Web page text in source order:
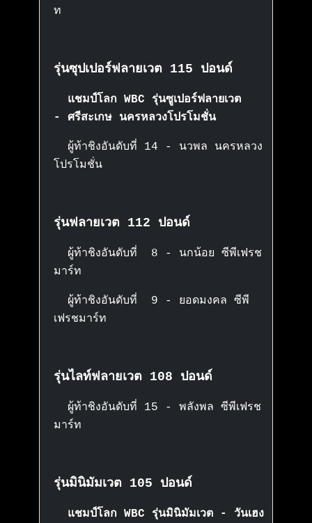
ท
รุ่นซุปเปอร์ฟลายเวต 115 ปอนด์
แชมป์โลก WBC รุ่นซูเปอร์ฟลายเวต
- ศรีสะเกษ นครหลวงโปรโมชั่น
ผู้ท้าชิงอันดับที่ 14 - นวพล นครหลวง
โปรโมชั่น
รุ่นฟลายเวต 112 ปอนด์
ผู้ท้าชิงอันดับที่ 8 - นกน้อย ซีพีเฟรช
มาร์ท
ผู้ท้าชิงอันดับที่ 9 - ยอดมงคล ซีพี
เฟรชมาร์ท
รุ่นไลท์ฟลายเวต 108 ปอนด์
ผู้ท้าชิงอันดับที่ 15 - พลังพล ซีพีเฟรช
มาร์ท
รุ่นมินิมัมเวต 105 ปอนด์
แชมป์โลก WBC รุ่นมินิมัมเวต - วันเฮง